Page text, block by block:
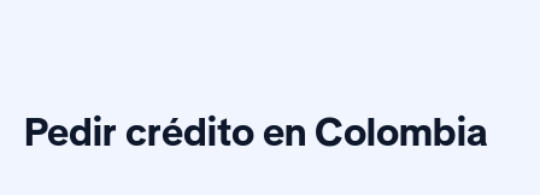
Pedir crédito en Colombia